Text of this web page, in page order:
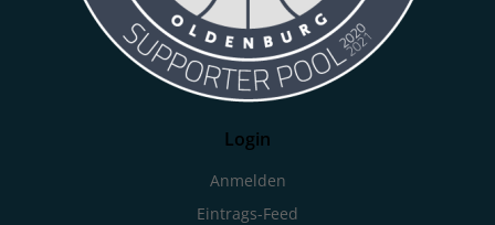
Login
Anmelden
Eintrags-Feed